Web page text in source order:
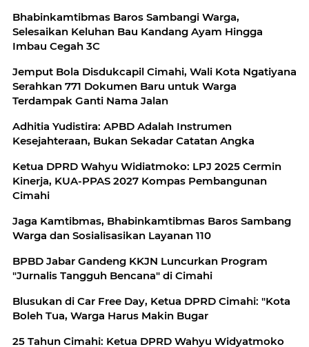
Bhabinkamtibmas Baros Sambangi Warga,
Selesaikan Keluhan Bau Kandang Ayam Hingga
Imbau Cegah 3C
Jemput Bola Disdukcapil Cimahi, Wali Kota Ngatiyana
Serahkan 771 Dokumen Baru untuk Warga
Terdampak Ganti Nama Jalan
Adhitia Yudistira: APBD Adalah Instrumen
Kesejahteraan, Bukan Sekadar Catatan Angka
Ketua DPRD Wahyu Widiatmoko: LPJ 2025 Cermin
Kinerja, KUA-PPAS 2027 Kompas Pembangunan
Cimahi
Jaga Kamtibmas, Bhabinkamtibmas Baros Sambang
Warga dan Sosialisasikan Layanan 110
BPBD Jabar Gandeng KKJN Luncurkan Program
"Jurnalis Tangguh Bencana" di Cimahi
Blusukan di Car Free Day, Ketua DPRD Cimahi: "Kota
Boleh Tua, Warga Harus Makin Bugar
25 Tahun Cimahi: Ketua DPRD Wahyu Widyatmoko